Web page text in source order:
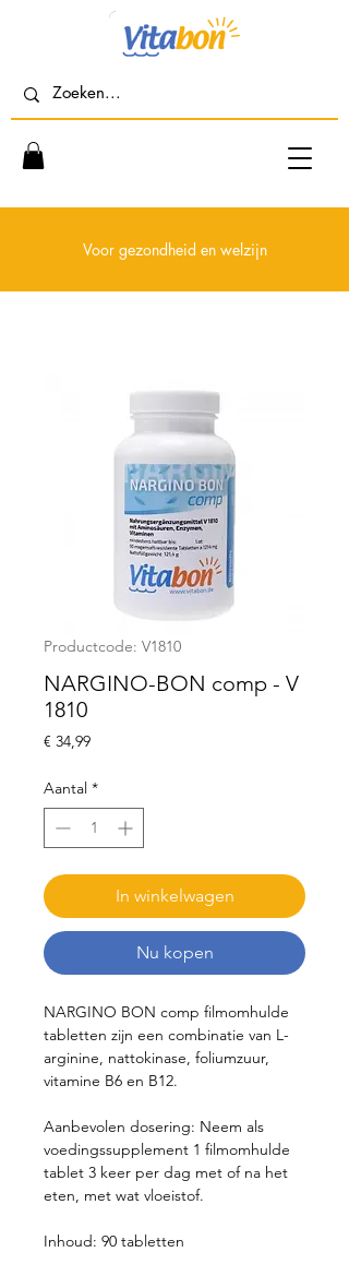
Voor gezondheid en welzijn
Productcode: V1810
NARGINO-BON comp - V
1810
€ 34,99Prijs
Aantal *
In winkelwagen
Nu kopen
NARGINO BON comp filmomhulde
tabletten zijn een combinatie van L-
arginine, nattokinase, foliumzuur,
vitamine B6 en B12.
Aanbevolen dosering: Neem als
voedingssupplement 1 filmomhulde
tablet 3 keer per dag met of na het
eten, met wat vloeistof.
Inhoud: 90 tabletten